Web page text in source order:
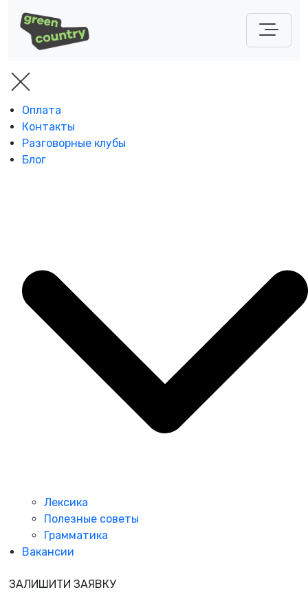
Оплата
Контакты
Разговорные клубы
Блог
Лексика
Полезные советы
Грамматика
Вакансии
ЗАЛИШИТИ ЗАЯВКУ